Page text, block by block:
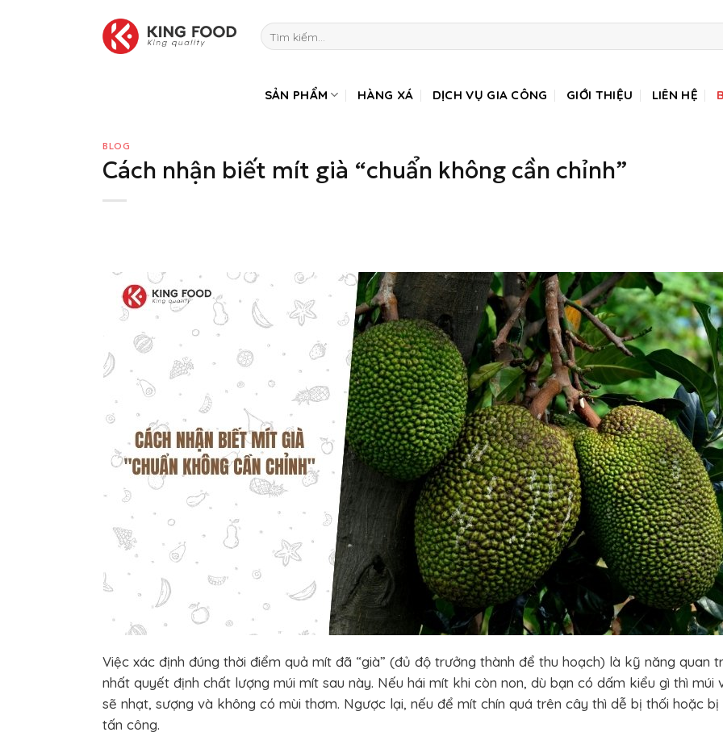
Tìm
kiếm:
SẢN PHẨM HÀNG XÁ DỊCH VỤ GIA CÔNG GIỚI THIỆU LIÊN HỆ
BLOG
Cách nhận biết mít già “chuẩn không cần chỉnh”
Việc xác định đúng thời điểm quả mít đã “già” (đủ độ trưởng thành để thu hoạch) là kỹ năng quan
nhất quyết định chất lượng múi mít sau này. Nếu hái mít khi còn non, dù bạn có dấm kiểu gì thì múi
sẽ nhạt, sượng và không có mùi thơm. Ngược lại, nếu để mít chín quá trên cây thì dễ bị thối hoặc bị
tấn công.